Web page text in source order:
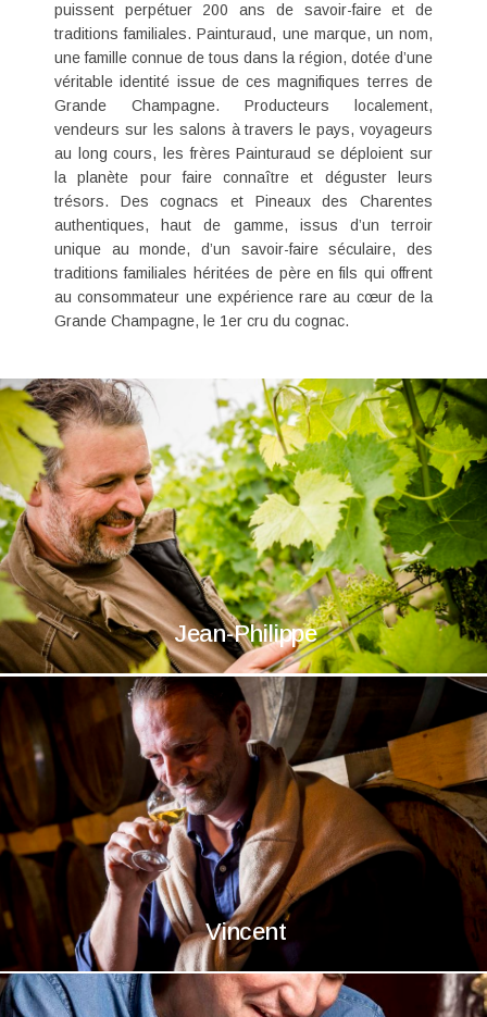
puissent perpétuer 200 ans de savoir-faire et de
traditions familiales. Painturaud, une marque, un nom,
une famille connue de tous dans la région, dotée d’une
véritable identité issue de ces magnifiques terres de
Grande Champagne. Producteurs localement,
vendeurs sur les salons à travers le pays, voyageurs
au long cours, les frères Painturaud se déploient sur
la planète pour faire connaître et déguster leurs
trésors. Des cognacs et Pineaux des Charentes
authentiques, haut de gamme, issus d’un terroir
unique au monde, d’un savoir-faire séculaire, des
traditions familiales héritées de père en fils qui offrent
au consommateur une expérience rare au cœur de la
Grande Champagne, le 1er cru du cognac.
Jean-Philippe
Jean-Philippe
Vincent
Vincent